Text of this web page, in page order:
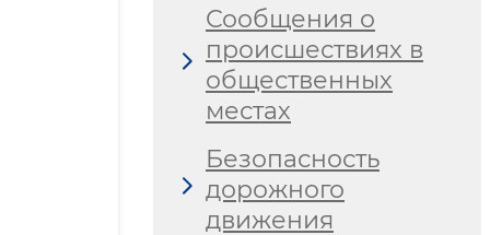
Сообщения о
происшествиях в
общественных
местах
Безопасность
дорожного
движения